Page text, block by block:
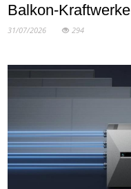
Balkon-Kraftwerke
31/07/2026 294